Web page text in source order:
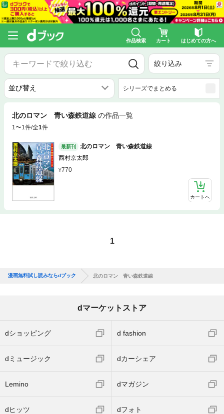
作品検索 カート はじめての方へ
絞り込み
シリーズでまとめる
北のロマン 青い森鉄道線 の作品一覧
1〜1件/全1件
最新刊
北のロマン 青い森鉄道線
西村京太郎
770
カートへ
1
漫画無料試し読みならdブック 北のロマン 青い森鉄道線
dマーケットストア
dショッピング d fashion
dミュージック dカーシェア
Lemino dマガジン
dヒッツ dフォト